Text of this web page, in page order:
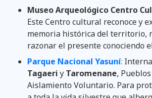
Museo Arqueológico Centro
Este Centro cultural reconoce y
memoria histórica del territorio,
razonar el presente conociendo
Parque Nacional Yasuní:
Tagaeri y Taromenane,
Aislamiento Voluntario. Para